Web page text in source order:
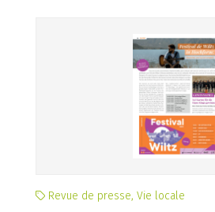
Revue de presse, Vie locale